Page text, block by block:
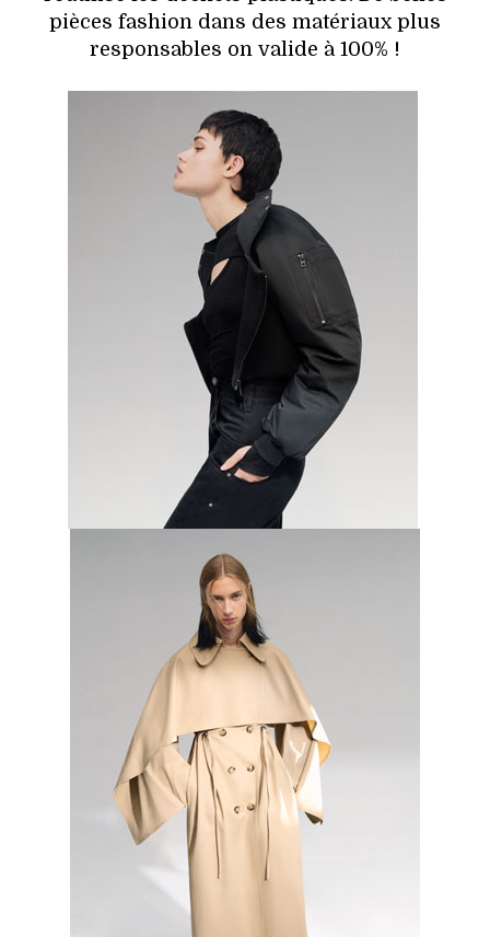
pièces fashion dans des matériaux plus
responsables on valide à 100% !